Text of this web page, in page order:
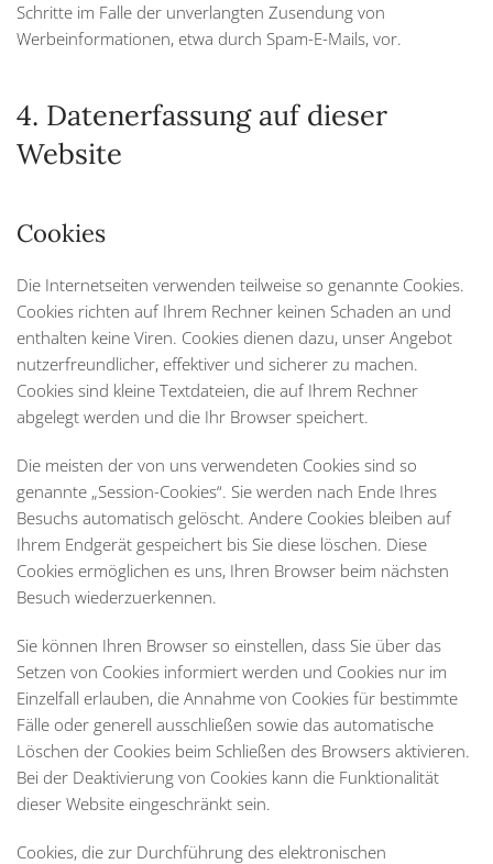
Schritte im Falle der unverlangten Zusendung von
Werbeinformationen, etwa durch Spam-E-Mails, vor.
4. Datenerfassung auf dieser
Website
Cookies
Die Internetseiten verwenden teilweise so genannte Cookies.
Cookies richten auf Ihrem Rechner keinen Schaden an und
enthalten keine Viren. Cookies dienen dazu, unser Angebot
nutzerfreundlicher, effektiver und sicherer zu machen.
Cookies sind kleine Textdateien, die auf Ihrem Rechner
abgelegt werden und die Ihr Browser speichert.
Die meisten der von uns verwendeten Cookies sind so
genannte „Session-Cookies“. Sie werden nach Ende Ihres
Besuchs automatisch gelöscht. Andere Cookies bleiben auf
Ihrem Endgerät gespeichert bis Sie diese löschen. Diese
Cookies ermöglichen es uns, Ihren Browser beim nächsten
Besuch wiederzuerkennen.
Sie können Ihren Browser so einstellen, dass Sie über das
Setzen von Cookies informiert werden und Cookies nur im
Einzelfall erlauben, die Annahme von Cookies für bestimmte
Fälle oder generell ausschließen sowie das automatische
Löschen der Cookies beim Schließen des Browsers aktivieren.
Bei der Deaktivierung von Cookies kann die Funktionalität
dieser Website eingeschränkt sein.
Cookies, die zur Durchführung des elektronischen